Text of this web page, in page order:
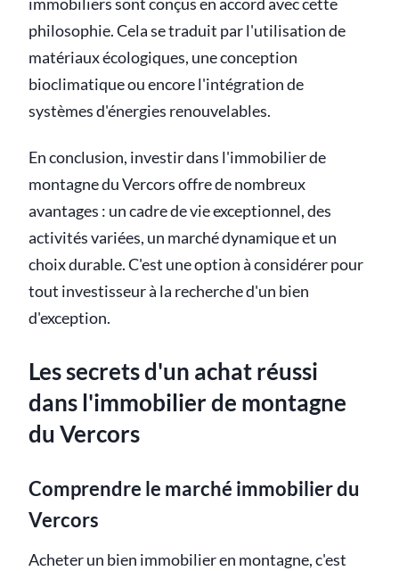
immobiliers sont conçus en accord avec cette
philosophie. Cela se traduit par l'utilisation de
matériaux écologiques, une conception
bioclimatique ou encore l'intégration de
systèmes d'énergies renouvelables.
En conclusion, investir dans l'immobilier de
montagne du Vercors offre de nombreux
avantages : un cadre de vie exceptionnel, des
activités variées, un marché dynamique et un
choix durable. C'est une option à considérer pour
tout investisseur à la recherche d'un bien
d'exception.
Les secrets d'un achat réussi
dans l'immobilier de montagne
du Vercors
Comprendre le marché immobilier du
Vercors
Acheter un bien immobilier en montagne, c'est